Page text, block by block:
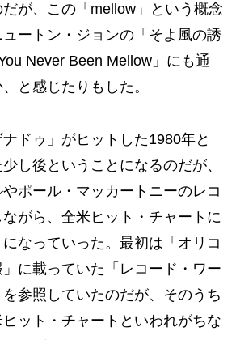
が、この「mellow」という概念
ートン・ジョンの「そよ風の誘
Never Been Mellow」にも通
と感じたりもした。
ナドゥ」がヒットした1980年と
し後ということになるのだが、
ポール・マッカートニーのレコ
がら、全米ヒット・チャートに
なっていった。最初は「オリコ
に載っていた「レコード・ワー
参照していたのだが、そのうち
ット・チャートといわれがちな